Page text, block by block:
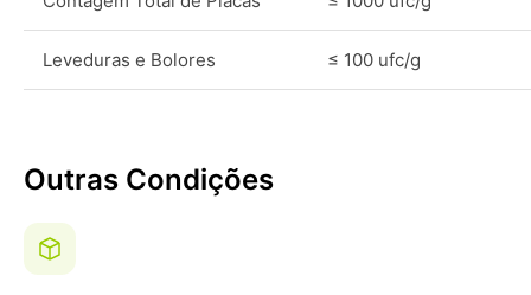
Leveduras e Bolores ≤ 100 ufc/g
Outras Condições